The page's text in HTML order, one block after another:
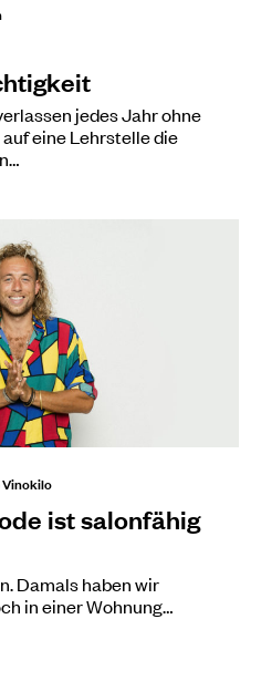
jedes Jahr ohne
eine Lehrstelle die
ist salonfähig
Damals haben wir
in einer Wohnung…